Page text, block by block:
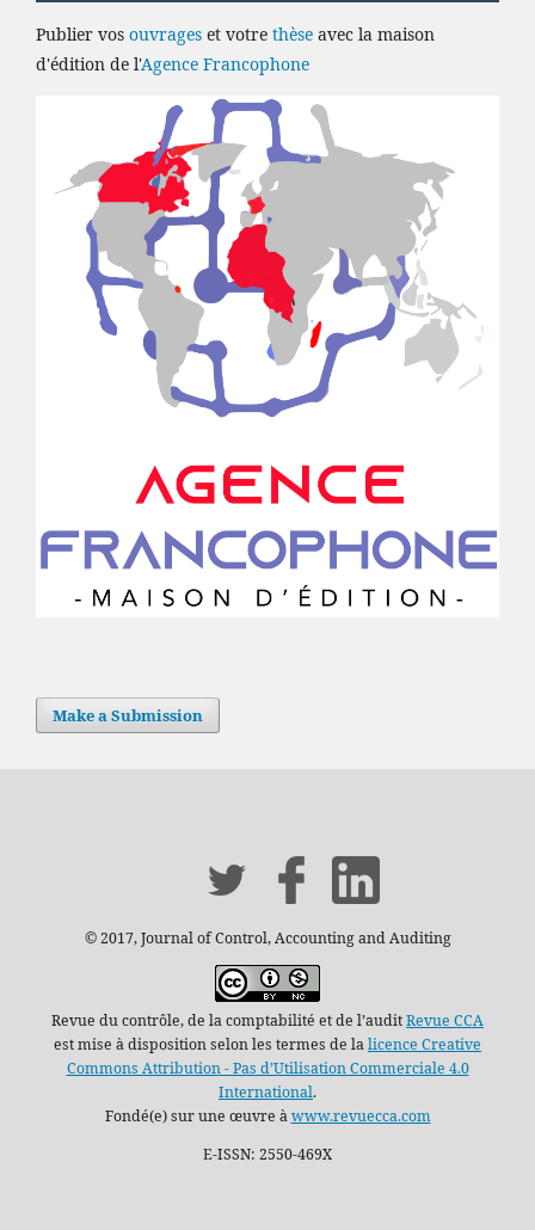
Publier vos ouvrages et votre thèse avec la maison
d'édition de l'Agence Francophone
Make a Submission
© 2017, Journal of Control, Accounting and Auditing
Revue du contrôle, de la comptabilité et de l’auditRevue CCA
est mise à disposition selon les termes de lalicence Creative
Commons Attribution - Pas d’Utilisation Commerciale 4.0
International.
Fondé(e) sur une œuvre àwww.revuecca.com
E-ISSN: 2550-469X